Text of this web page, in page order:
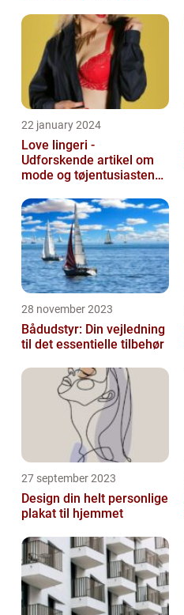
22 january 2024
Love lingeri -
Udforskende artikel om
mode og tøjentusiastens
28 november 2023
Bådudstyr: Din vejledning
til det essentielle tilbehør
27 september 2023
Design din helt personlige
plakat til hjemmet